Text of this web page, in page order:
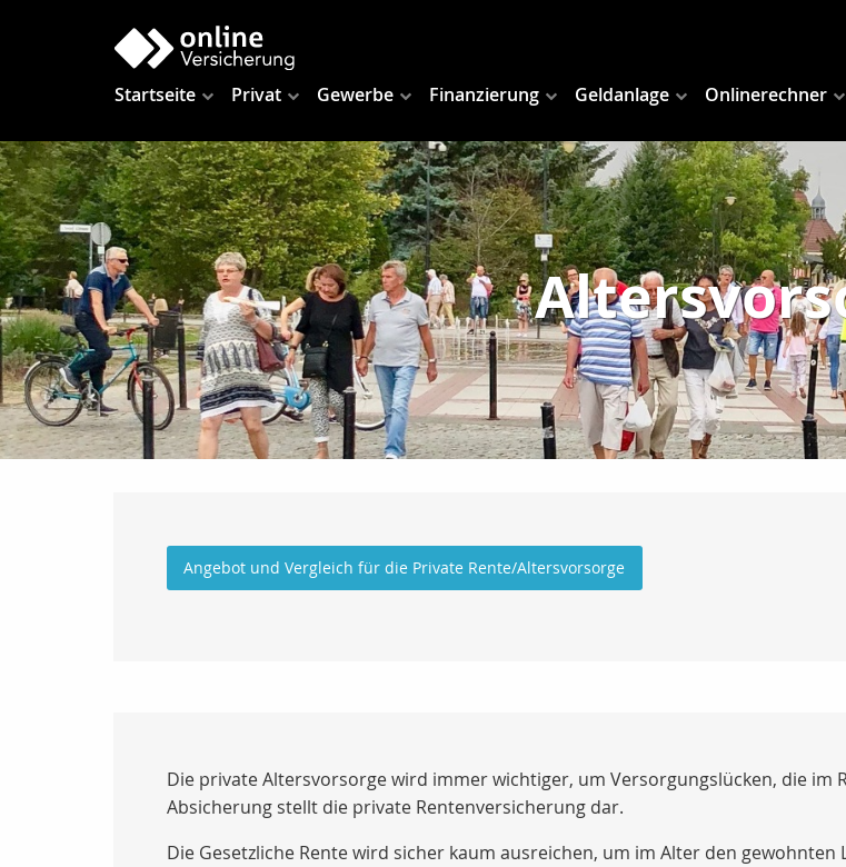
Startseite Privat Gewerbe Finanzierung Geldanlage Onlinerechner
Angebot und Vergleich für die Private Rente/Altersvorsorge
Die private Altersvorsorge wird immer wichtiger, um Versorgungslücken, die im
Absicherung stellt die private Rentenversicherung dar.
Die Gesetzliche Rente wird sicher kaum ausreichen, um im Alter den